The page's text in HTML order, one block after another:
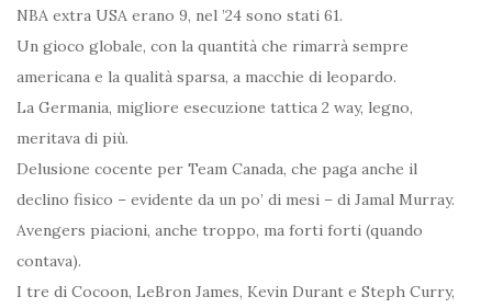
NBA extra USA erano 9, nel ’24 sono stati 61.
Un gioco globale, con la quantità che rimarrà sempre
americana e la qualità sparsa, a macchie di leopardo.
La Germania, migliore esecuzione tattica 2 way, legno,
meritava di più.
Delusione cocente per Team Canada, che paga anche il
declino fisico – evidente da un po’ di mesi – di Jamal Murray.
Avengers piacioni, anche troppo, ma forti forti (quando
contava).
I tre di Cocoon, LeBron James, Kevin Durant e Steph Curry,